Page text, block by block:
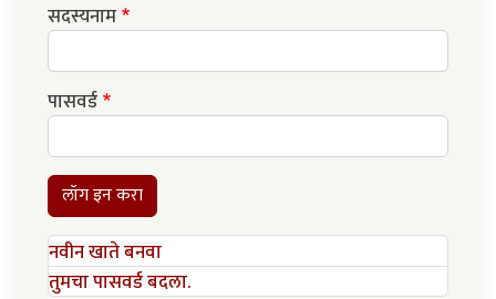
सदस्यनाम
पासवर्ड
लॉग इन करा
नवीन खाते बनवा
तुमचा पासवर्ड बदला.